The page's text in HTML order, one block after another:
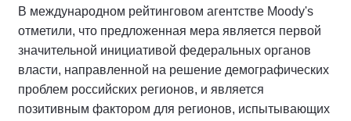
В международном рейтинговом агентстве Moody's
отметили, что предложенная мера является первой
значительной инициативой федеральных органов
власти, направленной на решение демографических
проблем российских регионов, и является
позитивным фактором для регионов, испытывающих